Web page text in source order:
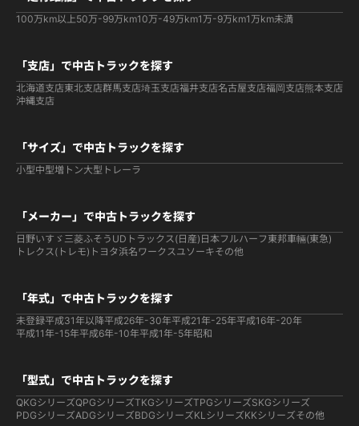
100万km以上50万-99万km10万-49万km1万-9万km1万km未満
「支店」で中古トラックを探す
北海道支店東北支店群馬支店埼玉支店福井支店名古屋支店福岡支店熊本支店
沖縄支店
「サイズ」で中古トラックを探す
小型中型増トン大型 トレーラ
「メーカー」で中古トラックを探す
日野いすゞ 三菱ふそう UDトラックス(日産) 日本フルハーフ 東邦車輛(東急)
トレクス(トレモ) トヨタ浜名ワークスユソーキその他
「年式」で中古トラックを探す
未登録平成31年以降平成26年-30年平成21年-25年平成16年-20年
平成11年-15年平成6年-10年平成1年-5年昭和
「型式」で中古トラックを探す
QKGシリーズQPGシリーズTKGシリーズTPGシリーズSKGシリーズ
PDGシリーズADGシリーズBDGシリーズKLシリーズKKシリーズその他